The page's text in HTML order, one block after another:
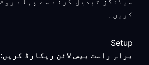
کریں۔
Setup
براہِ راست بیس لائن ریکارڈ کریں